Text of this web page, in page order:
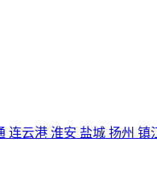
连云港 淮安 盐城 扬州 镇